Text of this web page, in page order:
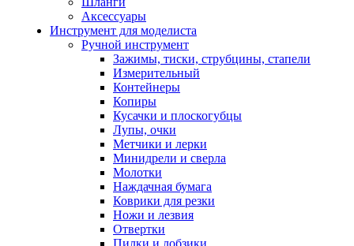
Аксессуары
Инструмент для моделиста
Ручной инструмент
Зажимы, тиски, струбцины, стапели
Измерительный
Контейнеры
Копиры
Кусачки и плоскогубцы
Лупы, очки
Метчики и лерки
Минидрели и сверла
Молотки
Наждачная бумага
Коврики для резки
Ножи и лезвия
Отвертки
Пилки и лобзики